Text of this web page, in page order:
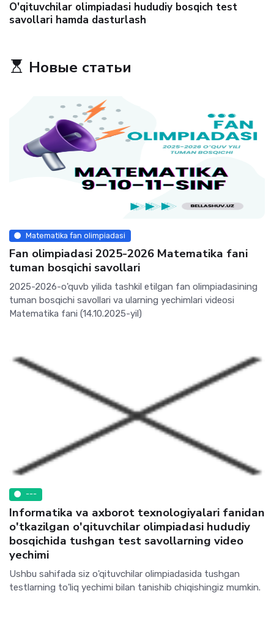
O'qituvchilar olimpiadasi hududiy bosqich test
savollari hamda dasturlash
Новые статьи
Matematika fan olimpiadasi
Fan olimpiadasi 2025-2026 Matematika fani
tuman bosqichi savollari
2025-2026-o'quvb yilida tashkil etilgan fan olimpiadasining
tuman bosqichi savollari va ularning yechimlari videosi
Matematika fani (14.10.2025-yil)
---
Informatika va axborot texnologiyalari fanidan
o'tkazilgan o'qituvchilar olimpiadasi hududiy
bosqichida tushgan test savollarning video
yechimi
Ushbu sahifada siz o'qituvchilar olimpiadasida tushgan
testlarning to'liq yechimi bilan tanishib chiqishingiz mumkin.